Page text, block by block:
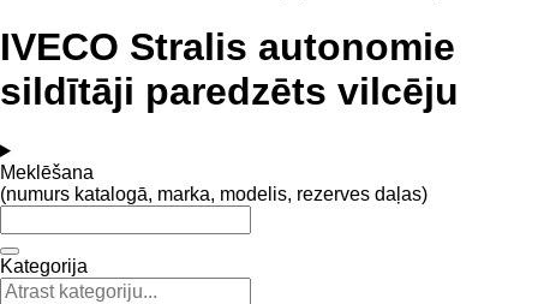
IVECO Stralis autonomie
sildītāji paredzēts vilcēju
Meklēšana
(numurs katalogā, marka, modelis, rezerves daļas)
Kategorija